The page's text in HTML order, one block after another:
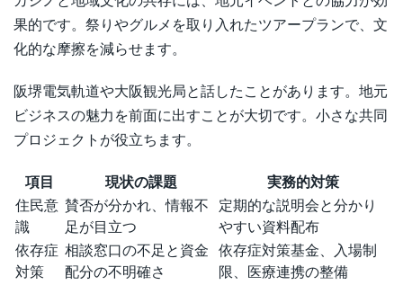
果的です。祭りやグルメを取り入れたツアープランで、文
化的な摩擦を減らせます。
阪堺電気軌道や大阪観光局と話したことがあります。地元
ビジネスの魅力を前面に出すことが大切です。小さな共同
プロジェクトが役立ちます。
項目 現状の課題
実務的対策
住民意
識
賛否が分かれ、情報不
足が目立つ
定期的な説明会と分かり
やすい資料配布
依存症
対策
相談窓口の不足と資金
配分の不明確さ
依存症対策基金、入場制
限、医療連携の整備